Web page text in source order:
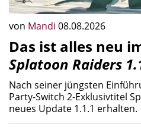
von Mandi 08.08.2026
Das ist alles neu
Splatoon Raiders
Nach seiner jüngsten
Party-Switch 2-Exklusivtitel
neues Update 1.1.1 erhalten.